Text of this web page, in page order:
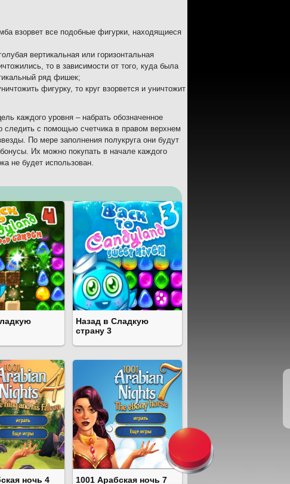
взорвет все подобные фигурки, находящиеся
вертикальная или горизонтальная
то в зависимости от того, куда была
ряд фишек;
фигурку, то круг взорвется и уничтожит
каждого уровня – набрать обозначенное
следить с помощью счетчика в правом верхнем
По мере заполнения полукруга они будут
Их можно покупать в начале каждого
не будет использован.
Назад в Сладкую
страну 3
ночь 4 1001 Арабская ночь 7